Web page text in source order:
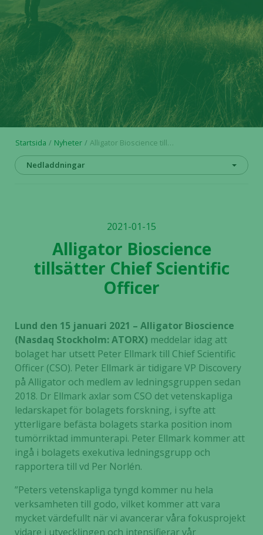
Startsida Nyheter Alligator Bioscience tillsätter Chief Scientific Officer
Nedladdningar
2021-01-15
Alligator Bioscience
tillsätter Chief Scientific
Officer
Lund den 15 januari 2021 – Alligator Bioscience
(Nasdaq Stockholm: ATORX) meddelar idag att
bolaget har utsett Peter Ellmark till Chief Scientific
Officer (CSO). Peter Ellmark är tidigare VP Discovery
på Alligator och medlem av ledningsgruppen sedan
2018. Dr Ellmark axlar som CSO det vetenskapliga
ledarskapet för bolagets forskning, i syfte att
ytterligare befästa bolagets starka position inom
tumörriktad immunterapi. Peter Ellmark kommer att
ingå i bolagets exekutiva ledningsgrupp och
rapportera till vd Per Norlén.
”Peters vetenskapliga tyngd kommer nu hela
verksamheten till godo, vilket kommer att vara
mycket värdefullt när vi avancerar våra fokusprojekt
vidare i utvecklingen och intensifierar vår